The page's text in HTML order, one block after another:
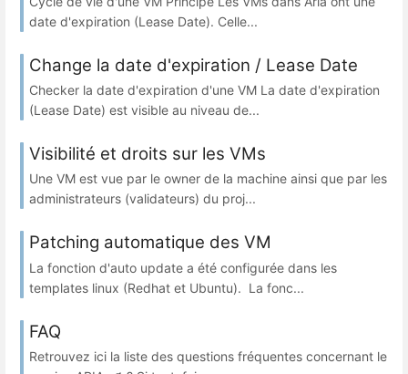
date d'expiration (Lease Date). Celle...
Change la date d'expiration / Lease Date
Checker la date d'expiration d'une VM La date d'expiration
(Lease Date) est visible au niveau de...
Visibilité et droits sur les VMs
Une VM est vue par le owner de la machine ainsi que par les
administrateurs (validateurs) du proj...
Patching automatique des VM
La fonction d'auto update a été configurée dans les
templates linux (Redhat et Ubuntu). La fonc...
FAQ
Retrouvez ici la liste des questions fréquentes concernant le